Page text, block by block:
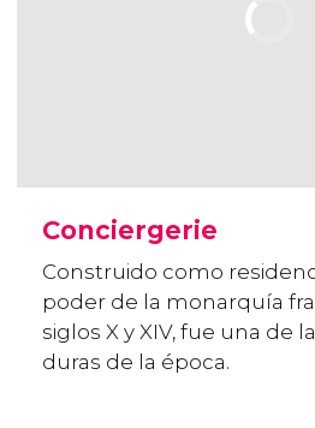
Conciergerie
Construido como
poder de la monarquía
siglos X y XIV, fue una de
duras de la época.